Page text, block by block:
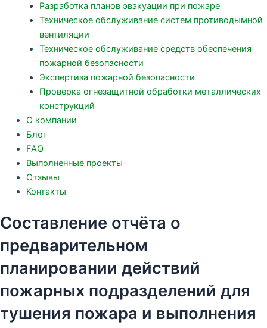
Разработка планов эвакуации при пожаре
Техническое обслуживание систем противодымной
вентиляции
Техническое обслуживание средств обеспечения
пожарной безопасности
Экспертиза пожарной безопасности
Проверка огнезащитной обработки металлических
конструкций
О компании
Блог
FAQ
Выполненные проекты
Отзывы
Контакты
Составление отчёта о
предварительном
планировании действий
пожарных подразделений для
тушения пожара и выполнения